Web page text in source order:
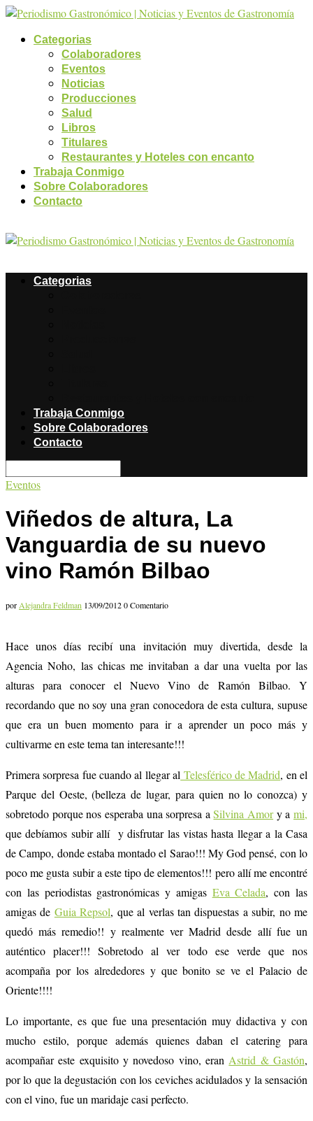
Categorias
Colaboradores
Eventos
Noticias
Producciones
Salud
Libros
Titulares
Restaurantes y Hoteles con encanto
Trabaja Conmigo
Sobre Colaboradores
Contacto
Categorias
Trabaja Conmigo
Sobre Colaboradores
Contacto
Eventos
Viñedos de altura, La
Vanguardia de su nuevo
vino Ramón Bilbao
por Alejandra Feldman 13/09/20120 Comentario
Hace unos días recibí una invitación muy divertida, desde la
Agencia Noho, las chicas me invitaban a dar una vuelta por las
alturas para conocer el Nuevo Vino de Ramón Bilbao. Y
recordando que no soy una gran conocedora de esta cultura, supuse
que era un buen momento para ir a aprender un poco más y
cultivarme en este tema tan interesante!!!
Primera sorpresa fue cuando al llegar al Telesférico de Madrid, en el
Parque del Oeste, (belleza de lugar, para quien no lo conozca) y
sobretodo porque nos esperaba una sorpresa aSilvina Amory ami,
que debíamos subir allí y disfrutar las vistas hasta llegar a la Casa
de Campo, donde estaba montado el Sarao!!! My God pensé, con lo
poco me gusta subir a este tipo de elementos!!! pero allí me encontré
con las periodistas gastronómicas y amigas Eva Celada, con las
amigas de Guia Repsol, que al verlas tan dispuestas a subir, no me
quedó más remedio!! y realmente ver Madrid desde allí fue un
auténtico placer!!! Sobretodo al ver todo ese verde que nos
acompaña por los alrededores y que bonito se ve el Palacio de
Oriente!!!!
Lo importante, es que fue una presentación muy didactiva y con
mucho estilo, porque además quienes daban el catering para
acompañar este exquisito y novedoso vino, eran Astrid & Gastón,
por lo que la degustación con los ceviches acidulados y la sensación
con el vino, fue un maridaje casi perfecto.